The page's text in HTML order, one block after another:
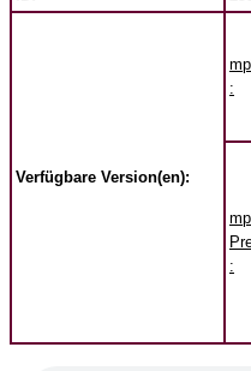
Verfügbare Version(en):
:
: